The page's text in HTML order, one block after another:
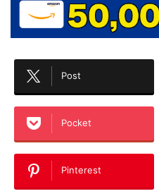
Post
Pocket
Pinterest